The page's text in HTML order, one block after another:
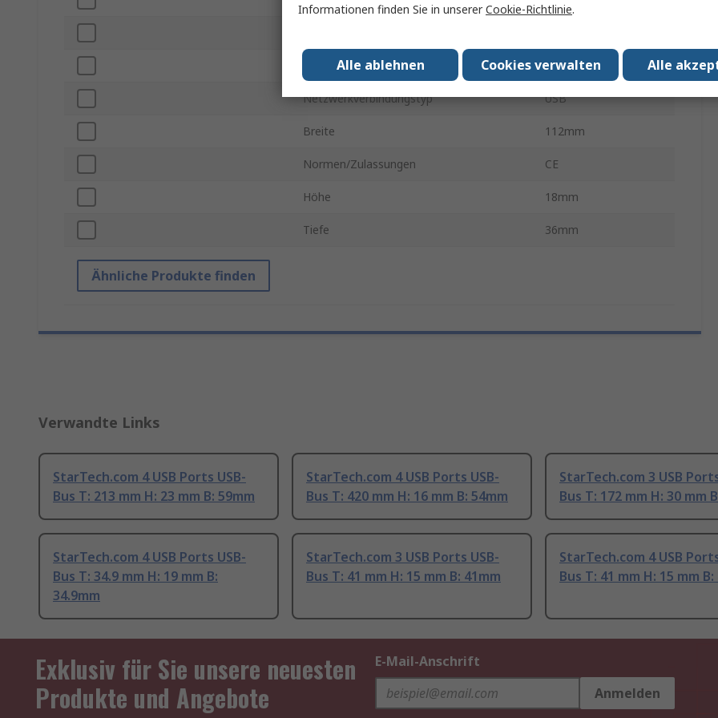
Stromversorgung USB-Bus
Netzwerkverbindungstyp USB
Breite 112mm
Normen/Zulassungen CE
Höhe 18mm
Tiefe 36mm
Ähnliche Produkte finden
Verwandte Links
StarTech.com 4 USB Ports USB-
Bus T: 213 mm H: 23 mm B: 59mm
StarTech.com 4 USB Ports USB-
Bus T: 420 mm H: 16 mm B: 54mm
StarTech.com 3 USB
Bus T: 172 mm H: 30 mm
StarTech.com 4 USB Ports USB-
Bus T: 34.9 mm H: 19 mm B:
34.9mm
StarTech.com 3 USB Ports USB-
Bus T: 41 mm H: 15 mm B: 41mm
StarTech.com 4 USB
Bus T: 41 mm H: 15 mm B:
Exklusiv für Sie unsere neuesten
Produkte und Angebote
E-Mail-Anschrift
Anmelden
Informationen finden Sie in unsererCookie-Richtlinie.
Alle
Cookies verwalten
Alle ablehnen